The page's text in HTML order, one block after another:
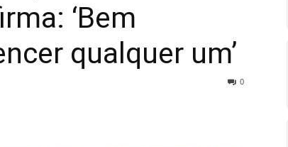
‘Bem
qualquer um’
0